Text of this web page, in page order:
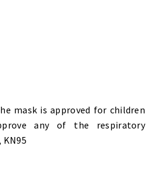
mask is approved for children
any of the respiratory
KN95